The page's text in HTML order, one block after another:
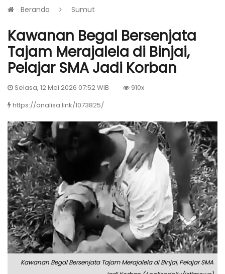
Beranda Sumut
Kawanan Begal Bersenjata
Tajam Merajalela di Binjai,
Pelajar SMA Jadi Korban
Selasa, 12 Mei 2026 07:52 WIB
910x
https://analisa.link/1073825/
Kawanan Begal Bersenjata Tajam Merajalela di Binjai, Pelajar SMA